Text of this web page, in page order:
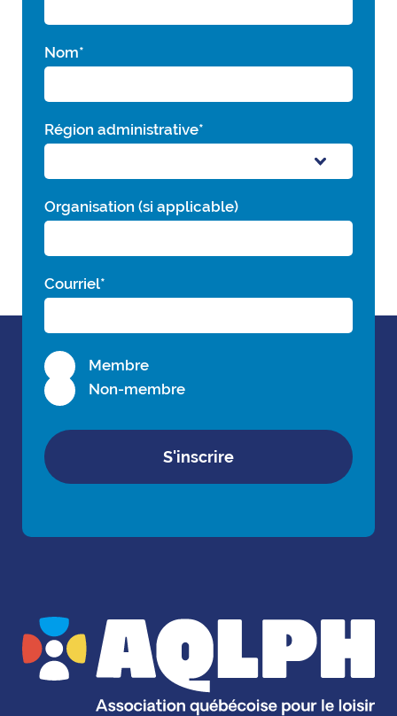
Nom*
Région administrative*
Organisation (si applicable)
Courriel*
Membre
Non-membre
S'inscrire